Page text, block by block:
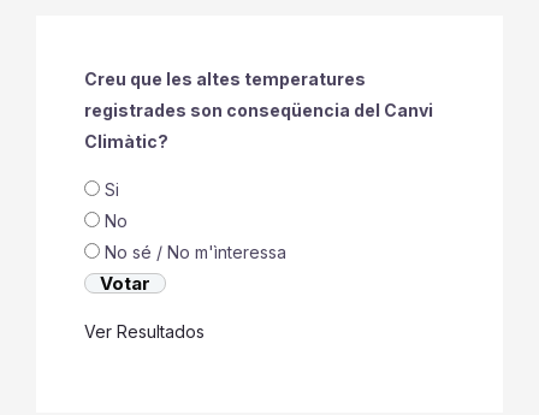
Creu que les altes temperatures
registrades son conseqüencia del Canvi
Climàtic?
Si
No
No sé / No m'ìnteressa
Ver Resultados